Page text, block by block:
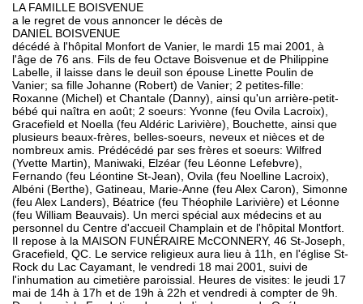
LA FAMILLE BOISVENUE
a le regret de vous annoncer le décès de
DANIEL BOISVENUE
décédé à l'hôpital Monfort de Vanier, le mardi 15 mai 2001, à
l'âge de 76 ans. Fils de feu Octave Boisvenue et de Philippine
Labelle, il laisse dans le deuil son épouse Linette Poulin de
Vanier; sa fille Johanne (Robert) de Vanier; 2 petites-fille:
Roxanne (Michel) et Chantale (Danny), ainsi qu'un arrière-petit-
bébé qui naîtra en août; 2 soeurs: Yvonne (feu Ovila Lacroix),
Gracefield et Noella (feu Aldéric Larivière), Bouchette, ainsi que
plusieurs beaux-frères, belles-soeurs, neveux et nièces et de
nombreux amis. Prédécédé par ses frères et soeurs: Wilfred
(Yvette Martin), Maniwaki, Elzéar (feu Léonne Lefebvre),
Fernando (feu Léontine St-Jean), Ovila (feu Noelline Lacroix),
Albéni (Berthe), Gatineau, Marie-Anne (feu Alex Caron), Simonne
(feu Alex Landers), Béatrice (feu Théophile Larivière) et Léonne
(feu William Beauvais). Un merci spécial aux médecins et au
personnel du Centre d'accueil Champlain et de l'hôpital Montfort.
Il repose à la MAISON FUNÉRAIRE McCONNERY, 46 St-Joseph,
Gracefield, QC. Le service religieux aura lieu à 11h, en l'église St-
Rock du Lac Cayamant, le vendredi 18 mai 2001, suivi de
l'inhumation au cimetière paroissial. Heures de visites: le jeudi 17
mai de 14h à 17h et de 19h à 22h et vendredi à compter de 9h.